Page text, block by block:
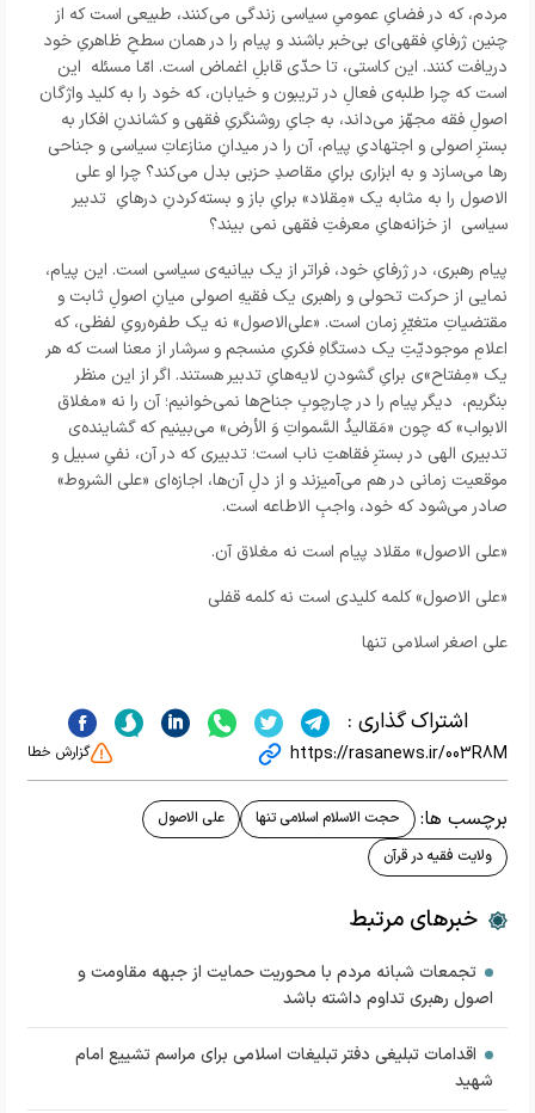
مردم، که در فضایِ عمومیِ سیاسی زندگی می‌کنند، طبیعی است که از
چنین ژرفایِ فقهی‌ای بی‌خبر باشند و پیام را در همان سطحِ ظاهریِ خود
دریافت کنند. این کاستی، تا حدّی قابلِ اغماض است. امّا مسئله این
است که چرا طلبه‌ی فعالِ در تریبون و خیابان، که خود را به کلید واژگان
اصولِ فقه مجهّز می‌داند، به جایِ روشنگریِ فقهی و کشاندنِ افکار به
بسترِ اصولی و اجتهادیِ پیام، آن را در میدانِ منازعاتِ سیاسی و جناحی
رها می‌سازد و به ابزاری برایِ مقاصدِ حزبی بدل می‌کند؟ چرا او علی
الاصول را به مثابه یک «مِقلاد» برایِ باز و بسته‌کردنِ درهایِ تدبیر
سیاسی از خزانه‌هایِ معرفتِ فقهی نمی بیند؟
پیام رهبری، در ژرفایِ خود، فراتر از یک بیانیه‌ی سیاسی است. این پیام،
نمایی از حرکت تحولی و راهبری یک فقیهِ اصولی میانِ اصولِ ثابت و
مقتضیاتِ متغیّرِ زمان است. «علی‌الاصول» نه یک طفره‌رویِ لفظی، که
اعلامِ موجودیّتِ یک دستگاهِ فکریِ منسجم و سرشار از معنا است که هر
یک «مِفتاح»ی برایِ گشودنِ لایه‌هایِ تدبیر هستند. اگر از این منظر
بنگریم، دیگر پیام را در چارچوبِ جناح‌ها نمی‌خوانیم؛ آن را نه «مغلاق
الابواب» که چون «مَقالیدُ السَّمواتِ وَ الأرض» می‌بینیم که گشاینده‌ی
تدبیری الهی در بسترِ فقاهتِ ناب است؛ تدبیری که در آن، نفیِ سبیل و
موقعیت زمانی در هم می‌آمیزند و از دلِ آن‌ها، اجازه‌ای «علی الشروط»
صادر می‌شود که خود، واجبِ الاطاعه است.
«علی الاصول» مقلاد پیام است نه مغلاق آن.
«علی الاصول» کلمه کلیدی است نه کلمه قفلی
علی اصغر اسلامی تنها
اشتراک گذاری :
https://rasanews.ir/003R8M گزارش خطا
برچسب ها: حجت الاسلام اسلامی تنها
علی الاصول
ولایت فقیه در قرآن
خبرهای مرتبط
تجمعات شبانه مردم با محوریت حمایت از جبهه مقاومت و
اصول رهبری تداوم داشته باشد
اقدامات تبلیغی دفتر تبلیغات اسلامی برای مراسم تشییع امام
شهید